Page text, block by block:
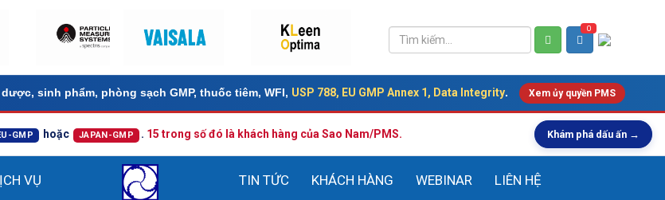
0
sinh phẩm, phòng sạch GMP, thuốc tiêm, WFI, USP 788, EU GMP Annex 1, Data Integrity. Xem ủy quyền PMS
GMP hoặc JAPAN-GMP . 15 trong số đó là khách hàng của Sao Nam/PMS. Khám phá dấu ấn →
VỤ TIN TỨC KHÁCH HÀNG WEBINAR LIÊN HỆ